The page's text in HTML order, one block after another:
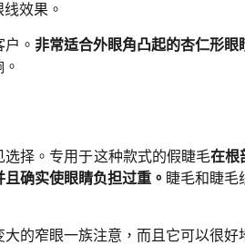
效果。
。 非常适合外眼角凸起的杏仁形眼
择。专用于这种款式的假睫毛在根
确实使眼睛负担过重。 睫毛和睫毛
的窄眼一族注意，而且它可以很